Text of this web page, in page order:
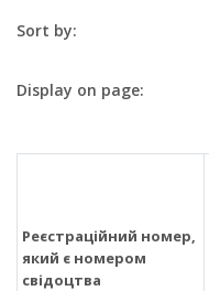
Sort by:
Display on page:
Реєстраційний номер,
який є номером
свідоцтва